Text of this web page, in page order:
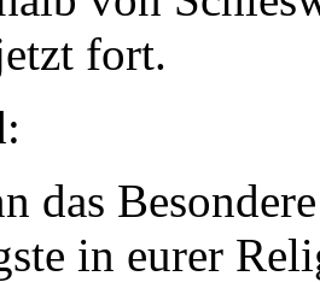
fort.
das
in eurer